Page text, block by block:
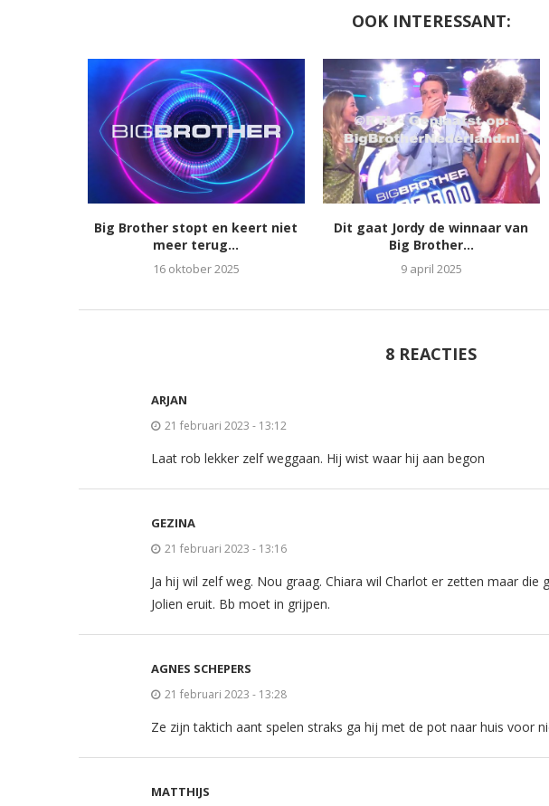
OOK INTERESSANT:
Big Brother stopt en keert niet
meer terug...
16 oktober 2025
Dit gaat Jordy de winnaar van
Big Brother...
9 april 2025
8 REACTIES
ARJAN
21 februari 2023 - 13:12
Laat rob lekker zelf weggaan. Hij wist waar hij aan begon
GEZINA
21 februari 2023 - 13:16
Ja hij wil zelf weg. Nou graag. Chiara wil Charlot er zetten maar die
Jolien eruit. Bb moet in grijpen.
AGNES SCHEPERS
21 februari 2023 - 13:28
Ze zijn taktich aant spelen straks ga hij met de pot naar huis voor
MATTHIJS